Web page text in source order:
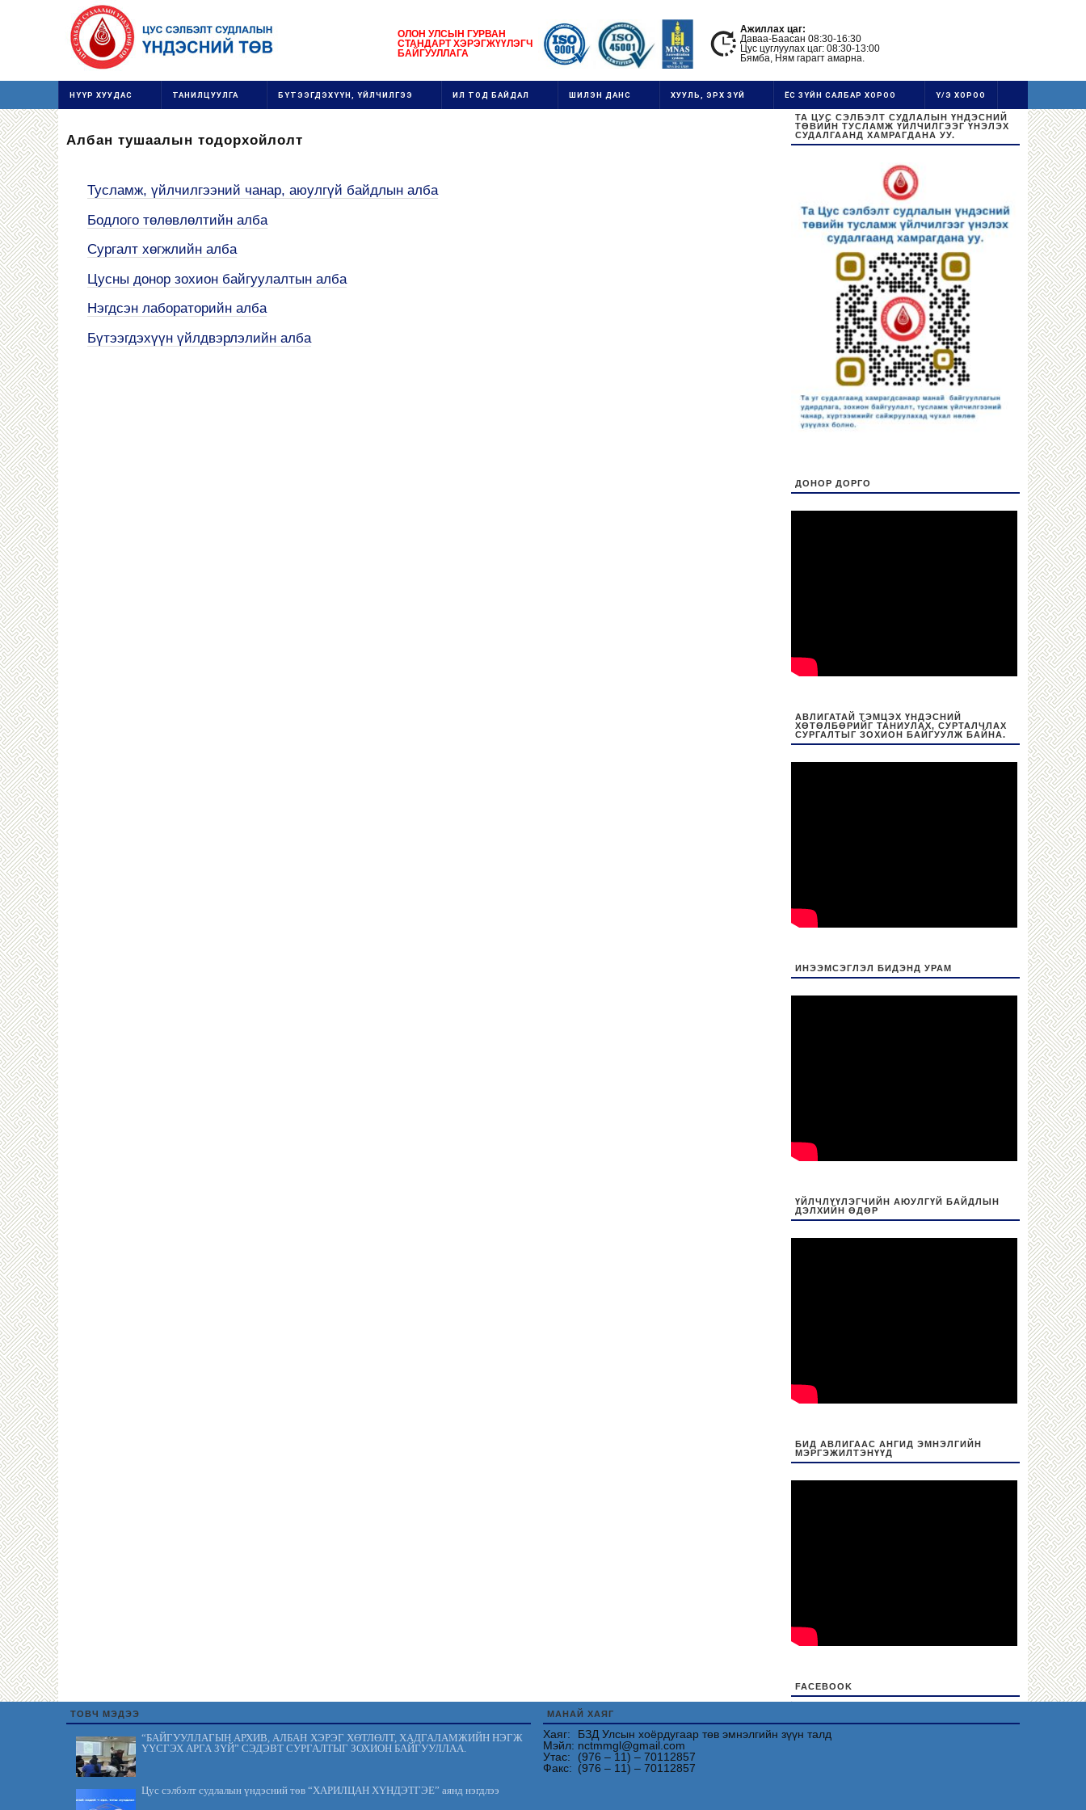
ОЛОН УЛСЫН ГУРВАН
СТАНДАРТ ХЭРЭГЖҮҮЛЭГЧ
БАЙГУУЛЛАГА
Ажиллах цаг:
Даваа-Баасан 08:30-16:30
Цус цуглуулах цаг: 08:30-13:00
Бямба, Ням гарагт амарна.
НҮҮР ХУУДАС ТАНИЛЦУУЛГА БҮТЭЭГДЭХҮҮН, ҮЙЛЧИЛГЭЭ ИЛ ТОД БАЙДАЛ ШИЛЭН ДАНС ХУУЛЬ, ЭРХ ЗҮЙ ЁС ЗҮЙН САЛБАР ХОРОО Ү/Э ХОРОО
Албан тушаалын тодорхойлолт
Тусламж, үйлчилгээний чанар, аюулгүй байдлын алба
Бодлого төлөвлөлтийн алба
Сургалт хөгжлийн алба
Цусны донор зохион байгуулалтын алба
Нэгдсэн лабораторийн алба
Бүтээгдэхүүн үйлдвэрлэлийн алба
ТА ЦУС СЭЛБЭЛТ СУДЛАЛЫН ҮНДЭСНИЙ
ТӨВИЙН ТУСЛАМЖ ҮЙЛЧИЛГЭЭГ ҮНЭЛЭХ
СУДАЛГААНД ХАМРАГДАНА УУ.
ДОНОР ДОРГО
АВЛИГАТАЙ ТЭМЦЭХ ҮНДЭСНИЙ
ХӨТӨЛБӨРИЙГ ТАНИУЛАХ, СУРТАЛЧЛАХ
СУРГАЛТЫГ ЗОХИОН БАЙГУУЛЖ БАЙНА.
ИНЭЭМСЭГЛЭЛ БИДЭНД УРАМ
ҮЙЛЧЛҮҮЛЭГЧИЙН АЮУЛГҮЙ БАЙДЛЫН
ДЭЛХИЙН ӨДӨР
БИД АВЛИГААС АНГИД ЭМНЭЛГИЙН
МЭРГЭЖИЛТЭНҮҮД
FACEBOOK
ТОВЧ МЭДЭЭ
“БАЙГУУЛЛАГЫН АРХИВ, АЛБАН ХЭРЭГ ХӨТЛӨЛТ, ХАДГАЛАМЖИЙН НЭГЖ
ҮҮСГЭХ АРГА ЗҮЙ” СЭДЭВТ СУРГАЛТЫГ ЗОХИОН БАЙГУУЛЛАА.
Цус сэлбэлт судлалын үндэсний төв “ХАРИЛЦАН ХҮНДЭТГЭЕ” аянд нэгдлээ
МАНАЙ ХАЯГ
Хаяг:
БЗД Улсын хоёрдугаар төв эмнэлгийн зүүн талд
Мэйл: nctmmgl@gmail.com
Утас:
(976 – 11) – 70112857
Факс: (976 – 11) – 70112857